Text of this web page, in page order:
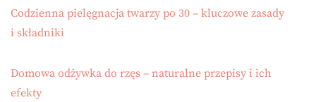
Codzienna pielęgnacja twarzy po 30 – kluczowe zasady
i składniki
Domowa odżywka do rzęs – naturalne przepisy i ich
efekty